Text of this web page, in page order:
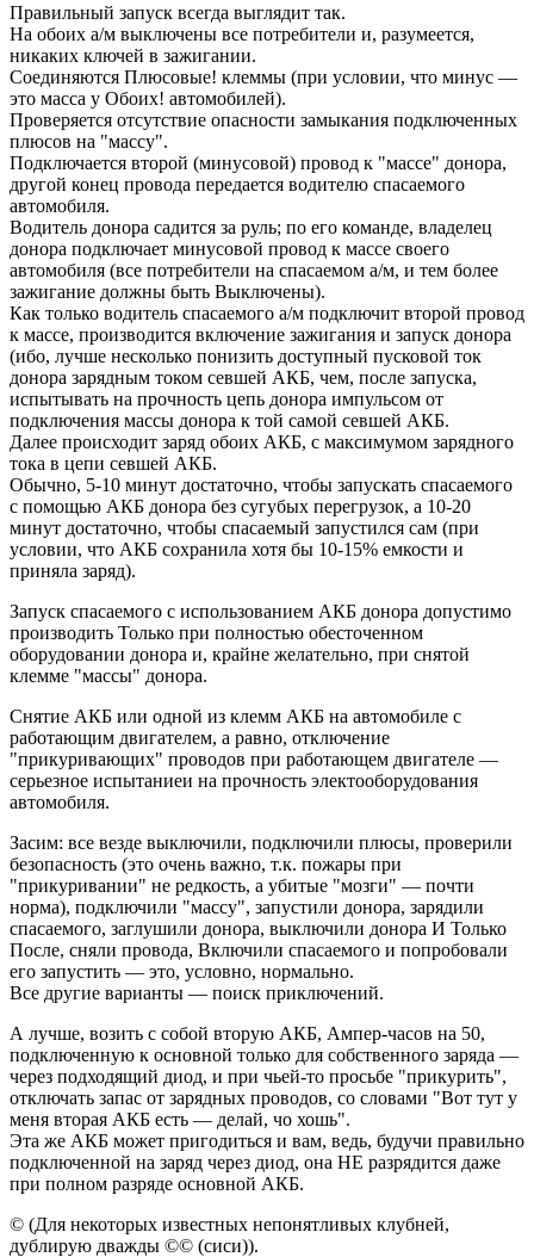
Правильный запуск всегда выглядит так.
На обоих а/м выключены все потребители и, разумеется,
никаких ключей в зажигании.
Соединяются Плюсовые! клеммы (при условии, что минус —
это масса у Обоих! автомобилей).
Проверяется отсутствие опасности замыкания подключенных
плюсов на "массу".
Подключается второй (минусовой) провод к "массе" донора,
другой конец провода передается водителю спасаемого
автомобиля.
Водитель донора садится за руль; по его команде, владелец
донора подключает минусовой провод к массе своего
автомобиля (все потребители на спасаемом а/м, и тем более
зажигание должны быть Выключены).
Как только водитель спасаемого а/м подключит второй провод
к массе, производится включение зажигания и запуск донора
(ибо, лучше несколько понизить доступный пусковой ток
донора зарядным током севшей АКБ, чем, после запуска,
испытывать на прочность цепь донора импульсом от
подключения массы донора к той самой севшей АКБ.
Далее происходит заряд обоих АКБ, с максимумом зарядного
тока в цепи севшей АКБ.
Обычно, 5-10 минут достаточно, чтобы запускать спасаемого
с помощью АКБ донора без сугубых перегрузок, а 10-20
минут достаточно, чтобы спасаемый запустился сам (при
условии, что АКБ сохранила хотя бы 10-15% емкости и
приняла заряд).
Запуск спасаемого с использованием АКБ донора допустимо
производить Только при полностью обесточенном
оборудовании донора и, крайне желательно, при снятой
клемме "массы" донора.
Снятие АКБ или одной из клемм АКБ на автомобиле с
работающим двигателем, а равно, отключение
"прикуривающих" проводов при работающем двигателе —
серьезное испытаниеи на прочность электооборудования
автомобиля.
Засим: все везде выключили, подключили плюсы, проверили
безопасность (это очень важно, т.к. пожары при
"прикуривании" не редкость, а убитые "мозги" — почти
норма), подключили "массу", запустили донора, зарядили
спасаемого, заглушили донора, выключили донора И Только
После, сняли провода, Включили спасаемого и попробовали
его запустить — это, условно, нормально.
Все другие варианты — поиск приключений.
А лучше, возить с собой вторую АКБ, Ампер-часов на 50,
подключенную к основной только для собственного заряда —
через подходящий диод, и при чьей-то просьбе "прикурить",
отключать запас от зарядных проводов, со словами "Вот тут у
меня вторая АКБ есть — делай, чо хошь".
Эта же АКБ может пригодиться и вам, ведь, будучи правильно
подключенной на заряд через диод, она НЕ разрядится даже
при полном разряде основной АКБ.
© (Для некоторых известных непонятливых клубней,
дублирую дважды ©© (сиси)).